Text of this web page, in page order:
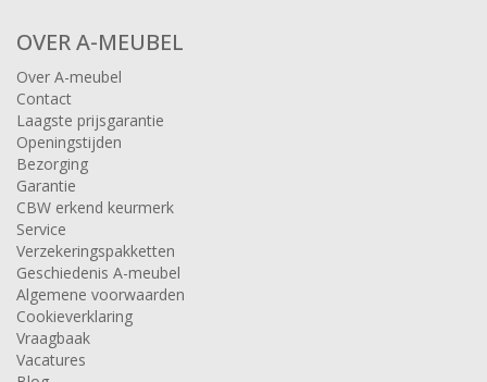
OVER A-MEUBEL
Over A-meubel
Contact
Laagste prijsgarantie
Openingstijden
Bezorging
Garantie
CBW erkend keurmerk
Service
Verzekeringspakketten
Geschiedenis A-meubel
Algemene voorwaarden
Cookieverklaring
Vraagbaak
Vacatures